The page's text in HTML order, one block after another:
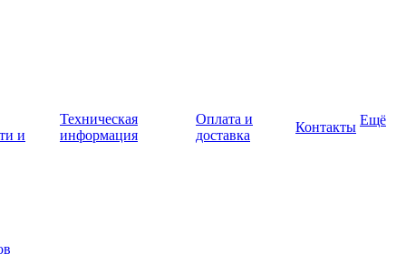
и
Техническая
информация
Оплата и
доставка
Контакты Ещё